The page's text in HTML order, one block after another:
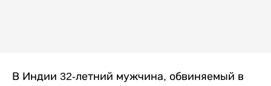
В Индии 32-летний мужчина, обвиняемый в